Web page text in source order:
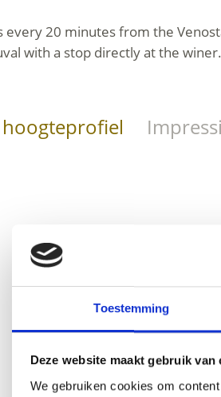
Toestemming
Deze website maakt gebruik van
We gebruiken cookies om
every 20 minutes from the
with a stop directly at the winer.